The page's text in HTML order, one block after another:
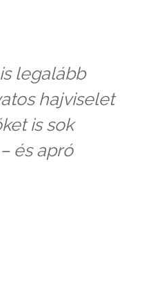
legalább
hajviselet
is sok
és apró